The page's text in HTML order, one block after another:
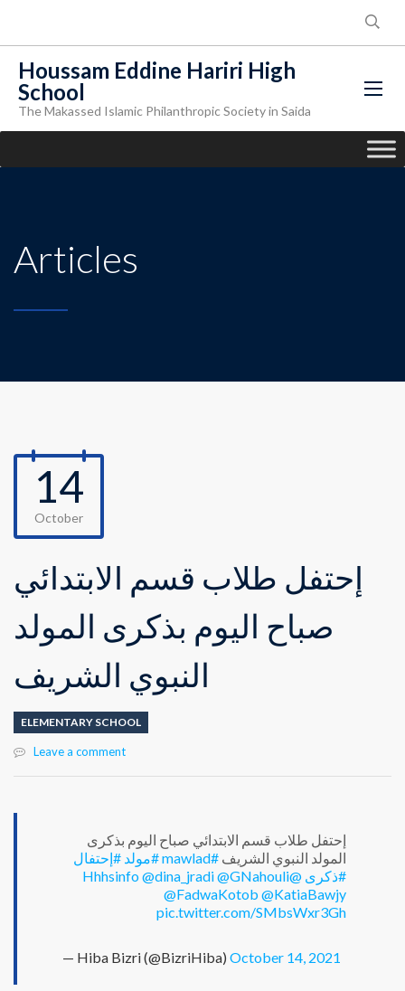
Houssam Eddine Hariri High
School
The Makassed Islamic Philanthropic Society in Saida
Articles
14
October
إحتفل طلاب قسم الابتدائي
صباح اليوم بذكرى المولد
النبوي الشريف
ELEMENTARY SCHOOL
Leave a comment
إحتفل طلاب قسم الابتدائي صباح اليوم بذكرى
المولد النبوي الشريف #mawlad #مولد #إحتفال
#ذكرى @Hhhsinfo
@dina_jradi@GNahouli
@FadwaKotob @KatiaBawjy
pic.twitter.com/SMbsWxr3Gh
— Hiba Bizri (@BizriHiba) October 14, 2021